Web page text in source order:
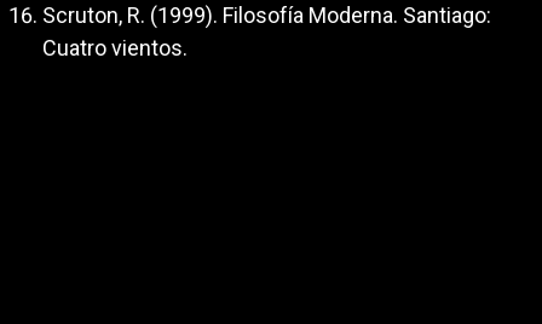
Scruton, R. (1999). Filosofía Moderna. Santiago:
Cuatro vientos.